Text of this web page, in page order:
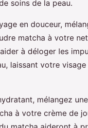
soins de la peau.
en douceur,
matcha à votre
à déloger les
laissant votre
mélangez
à votre crème de